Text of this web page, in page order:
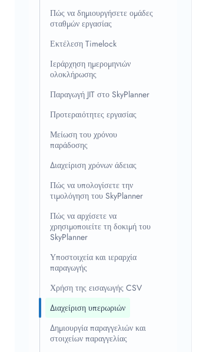
Πώς να δημιουργήσετε ομάδες
σταθμών εργασίας
Εκτέλεση Timelock
Ιεράρχηση ημερομηνιών
ολοκλήρωσης
Παραγωγή JIT στο SkyPlanner
Προτεραιότητες εργασίας
Μείωση του χρόνου
παράδοσης
Διαχείριση χρόνων άδειας
Πώς να υπολογίσετε την
τιμολόγηση του SkyPlanner
Πώς να αρχίσετε να
χρησιμοποιείτε τη δοκιμή του
SkyPlanner
Υποστοιχεία και ιεραρχία
παραγωγής
Χρήση της εισαγωγής CSV
Διαχείριση υπερωριών
Δημιουργία παραγγελιών και
στοιχείων παραγγελίας